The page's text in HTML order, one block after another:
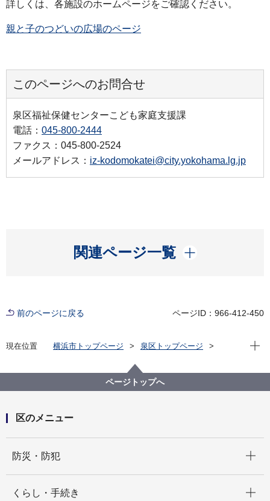
詳しくは、各施設のホームページをご確認ください。
親と子のつどいの広場のページ
このページへのお問合せ
泉区福祉保健センターこども家庭支援課
電話： 045-800-2444
ファクス：045-800-2524
メールアドレス： iz-kodomokatei@city.yokohama.lg.jp
関連ページ一覧
開く
前のページに戻る ページID：966-412-450
現在位置 横浜市トップページ
泉区トップページ
【こども家庭支援課】新型コロナウイルス感染症拡大
予防のための各事業の対応について（令和３年４月１
日更新）
現在
ページトップへ
区のメニュー
防災・防犯
くらし・手続き